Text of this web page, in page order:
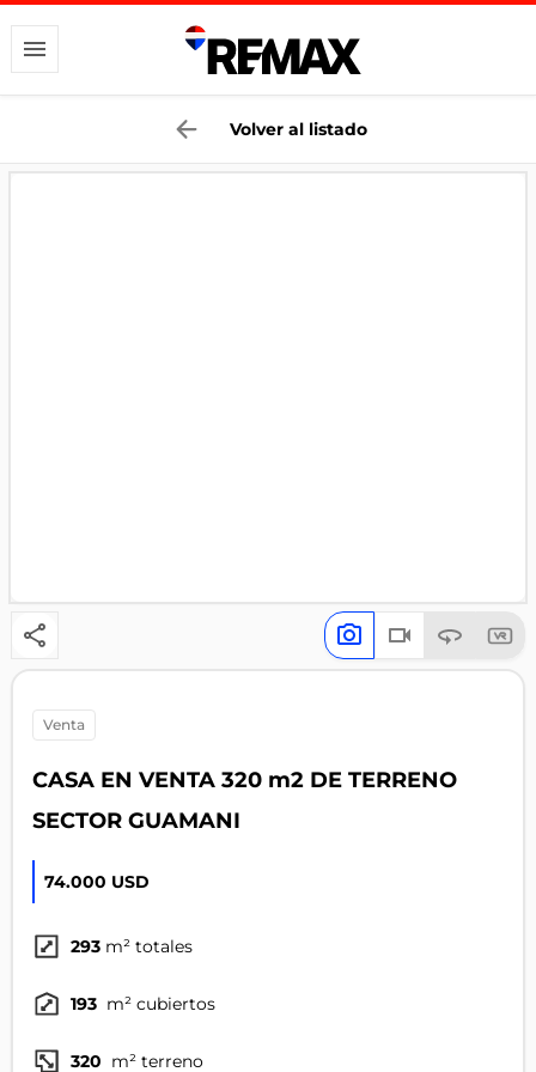
Volver al listado
venta
CASA EN VENTA 320 m2 DE TERRENO
SECTOR GUAMANI
74.000 USD
293 m² totales
193 m² cubiertos
320 m² terreno